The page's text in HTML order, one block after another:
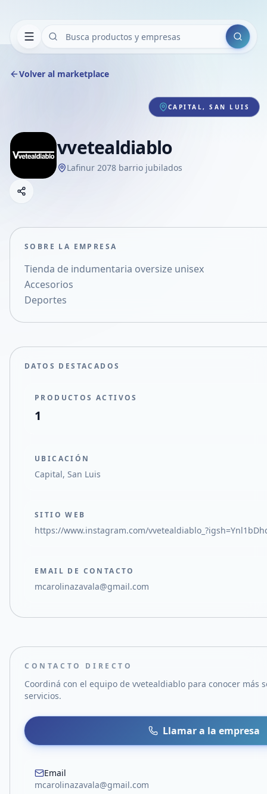
Buscar
Volver al marketplace
CAPITAL, SAN LUIS
vvetealdiablo
Lafinur 2078 barrio jubilados
Compartir empresa
Compartir en X
SOBRE LA EMPRESA
Tienda de indumentaria oversize unisex
Accesorios
Deportes
DATOS DESTACADOS
PRODUCTOS ACTIVOS
1
UBICACIÓN
Capital, San Luis
SITIO WEB
https://www.instagram.com/
EMAIL DE CONTACTO
mcarolinazavala@gmail.com
CONTACTO DIRECTO
Coordiná con el equipo de vvetealdiablo para conocer más
servicios.
Llamar a la empresa
Email
mcarolinazavala@gmail.com